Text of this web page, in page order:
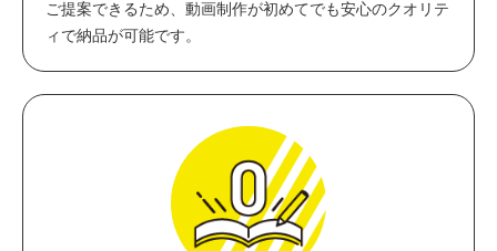
ご提案できるため、動画制作が初めてでも安心のクオリテ
ィで納品が可能です。